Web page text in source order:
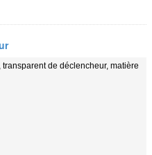
de déclencheur, matière